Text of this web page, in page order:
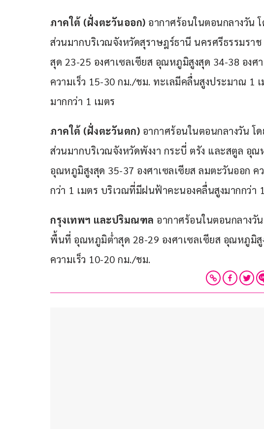
ภาคใต้ (ฝั่งตะวันออก) อากาศร้อนในตอนกลางวัน
ส่วนมากบริเวณจังหวัดสุราษฎร์ธานี นครศรีธรรมรา
สุด 23-25 องศาเซลเซียส อุณหภูมิสูงสุด 34-38 องศ
ความเร็ว 15-30 กม./ชม. ทะเลมีคลื่นสูงประมาณ 1
มากกว่า 1 เมตร
ภาคใต้ (ฝั่งตะวันตก) อากาศร้อนในตอนกลางวัน
ส่วนมากบริเวณจังหวัดพังงา กระบี่ ตรัง และสตูล อุ
อุณหภูมิสูงสุด 35-37 องศาเซลเซียส ลมตะวันออก ค
กว่า 1 เมตร บริเวณที่มีฝนฟ้าคะนองคลื่นสูงมากกว่า
กรุงเทพฯ และปริมณฑล อากาศร้อนในตอนกลางวั
พื้นที่ อุณหภูมิต่ำสุด 28-29 องศาเซลเซียส อุณหภูมิสู
ความเร็ว 10-20 กม./ชม.